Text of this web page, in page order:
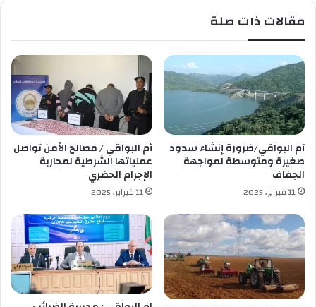
“
ف
ي
س
ب
و
ك
”
ف
أ
س
ع
ا
ر
ا
ل
خ
ض
ر
و
ا
ل
ف
و
ا
ك
ه
مقالات ذات صلة
أم البواقي/ضرورة إنشاء سدود
صغيرة ومتوسطة لمواجهة
الجفاف
11 فبراير، 2025
أم البواقي / مصالح الأمن تواصل
عملياتها الشرطية لمحاربة
الإجرام الحضري
11 فبراير، 2025